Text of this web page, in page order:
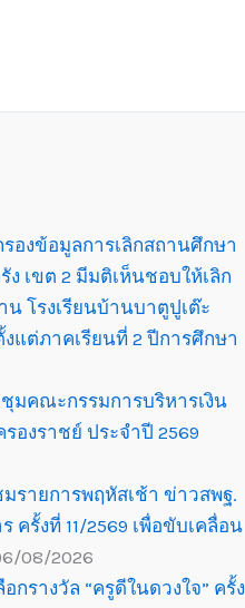
องข้อมูลการเลิกสถานศึกษา
เขต 2 มีมติเห็นชอบให้เลิก
โรงเรียนบ้านบาตูปูเต๊ะ
แต่ภาคเรียนที่ 2 ปีการศึกษา
ชุมคณะกรรมการบริหารเงิน
องราชย์ ประจำปี 2569
รายการพฤหัสเช้า ข่าวสพฐ.
ครั้งที่ 11/2569 เพื่อขับเคลื่อน
08/2026
กรางวัล “ครูดีในดวงใจ” ครั้ง